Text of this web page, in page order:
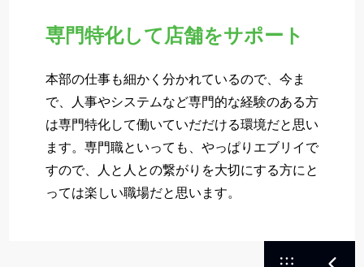
専門特化して店舗をサポート
本部の仕事も細かく分かれているので、今ま
で、人事やシステムなど専門的な経験のある方
は専門特化して働いていだだける環境だと思い
ます。専門職といっても、やっぱりエブリイで
すので、人と人との繋がりを大切にする方にと
っては楽しい職場だと思います。